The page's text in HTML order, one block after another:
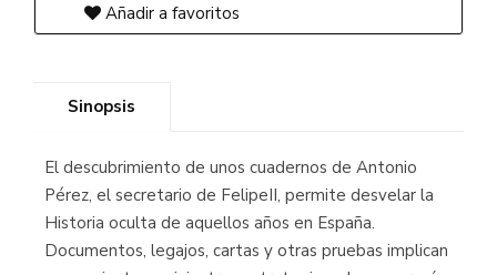
Añadir a favoritos
Sinopsis
El descubrimiento de unos cuadernos de Antonio
Pérez, el secretario de FelipeII, permite desvelar la
Historia oculta de aquellos años en España.
Documentos, legajos, cartas y otras pruebas implican